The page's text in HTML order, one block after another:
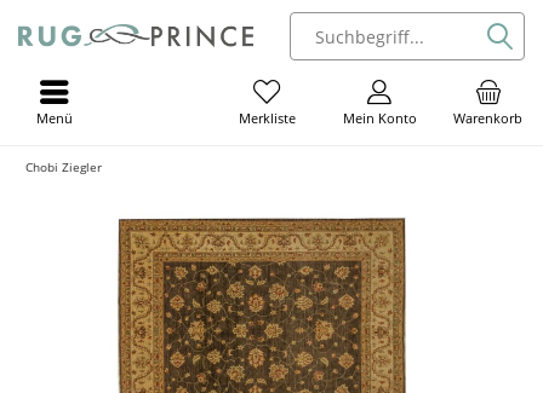
Warenkorb
Mein Konto
Merkliste
Menü
Chobi Ziegler